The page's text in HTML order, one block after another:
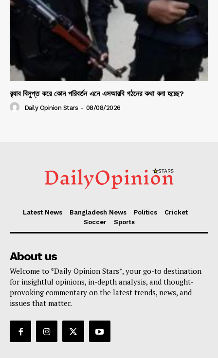
র‍্যাব বিলুপ্ত করে কোন পরিবর্তন এনে এসআরবি গঠনের কথা বলা হচ্ছে?
Daily Opinion Stars - 08/08/2026
Latest News Bangladesh News Politics
Cricket
Soccer
Sports
About us
Welcome to *Daily Opinion Stars*, your go-to destination
for insightful opinions, in-depth analysis, and thought-
provoking commentary on the latest trends, news, and
issues that matter.